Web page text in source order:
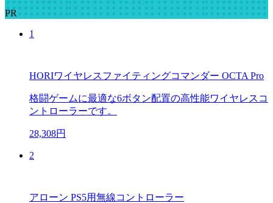
PR
1
HORIワイヤレスファイティングコマンダー OCTA Pro
格闘ゲームに最適な6ボタン配置の高性能ワイヤレスコ
ントローラーです。
28,308円
2
アローン PS5用無線コントローラー